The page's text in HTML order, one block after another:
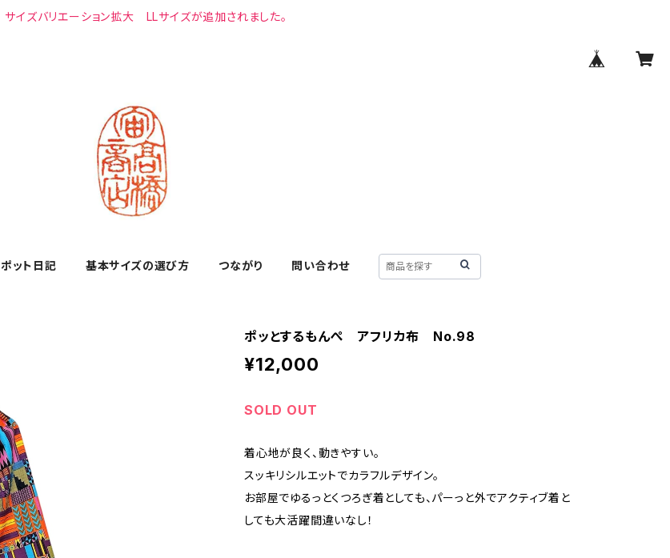
サイズバリエーション拡大 LLサイズが追加されました。
ポット日記 基本サイズの選び方 つながり 問い合わせ
ポッとするもんぺ アフリカ布 No.98
¥12,000
SOLD OUT
着心地が良く、動きやすい。
スッキリシルエットでカラフルデザイン。
お部屋でゆるっとくつろぎ着としても、パーっと外でアクティブ着と
しても大活躍間違いなし！